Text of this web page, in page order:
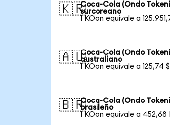
🇰🇷Coca-Cola (Ondo
surcoreano
1 KOon equivale a
🇦🇺Coca-Cola (Ondo
australiano
1 KOon equivale a 125,74 $
🇧🇷Coca-Cola (Ondo
brasileño
1 KOon equivale a 452,68